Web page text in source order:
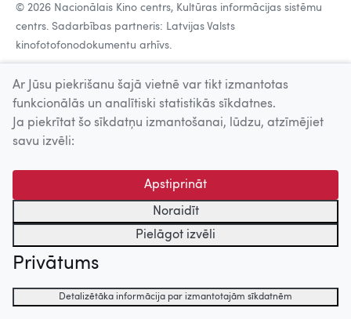
© 2026 Nacionālais Kino centrs, Kultūras informācijas sistēmu
centrs. Sadarbības partneris: Latvijas Valsts
kinofotofonodokumentu arhīvs.
Ar Jūsu piekrišanu šajā vietnē var tikt izmantotas
funkcionālās un analītiski statistikās sīkdatnes.
Ja piekrītat šo sīkdatņu izmantošanai, lūdzu, atzīmējiet
savu izvēli:
Apstiprināt
Noraidīt
Pielāgot izvēli
Privātums
Detalizētāka informācija par izmantotajām sīkdatnēm